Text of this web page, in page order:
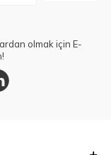
olmak için E-